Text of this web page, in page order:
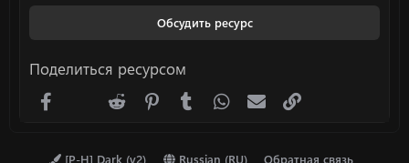
Обсудить ресурс
Поделиться ресурсом
FacebookX (Twitter)
Reddit PinterestTumblr WhatsAppЭлектронная почта
[P-H] Dark (v2) Russian (RU) Обратная связь